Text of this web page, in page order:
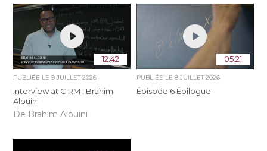
12:42
PUBLIÉE LE9 JUILLET 2026
Interview at CIRM : Brahim
Alouini
De Brahim Alouini
05:21
PUBLIÉE LE 8 JUILLET 2026
Épisode 6 Épilogue